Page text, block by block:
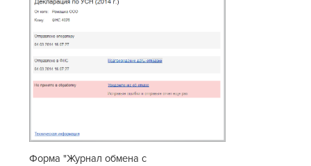
Форма "Журнал обмена с